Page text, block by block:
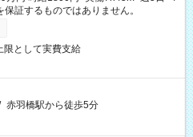
証するものではありません。
限として実費支給
赤羽橋駅から徒歩5分